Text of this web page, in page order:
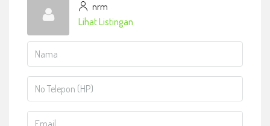
nrm
Lihat Listingan